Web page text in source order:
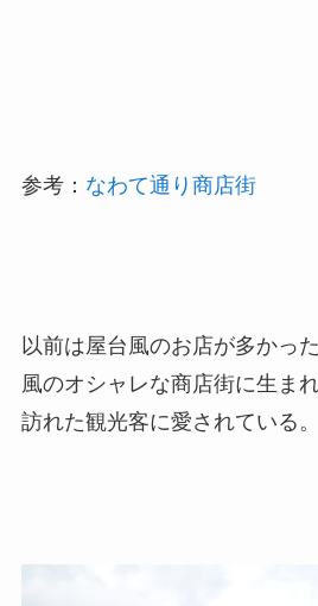
参考： なわて通り商店街
以前は屋台風のお店が多かっ
風のオシャレな商店街に生ま
訪れた観光客に愛されている。